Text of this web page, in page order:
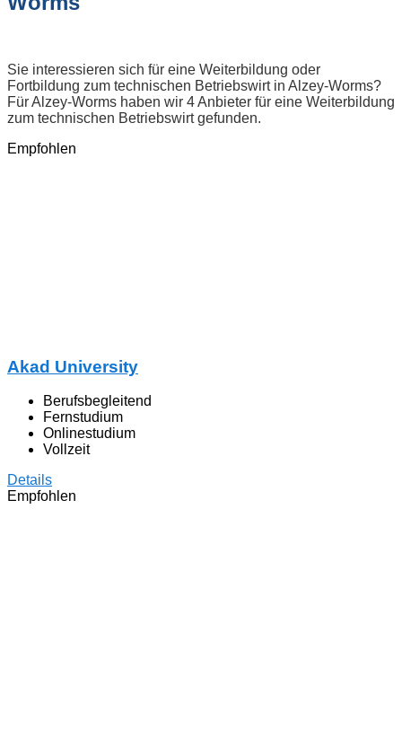
Sie interessieren sich für eine Weiterbildung oder
Fortbildung zum technischen Betriebswirt in Alzey-Worms?
Für Alzey-Worms haben wir 4 Anbieter für eine Weiterbildung
zum technischen Betriebswirt gefunden.
Empfohlen
Akad University
Berufsbegleitend
Fernstudium
Onlinestudium
Vollzeit
Details
Empfohlen